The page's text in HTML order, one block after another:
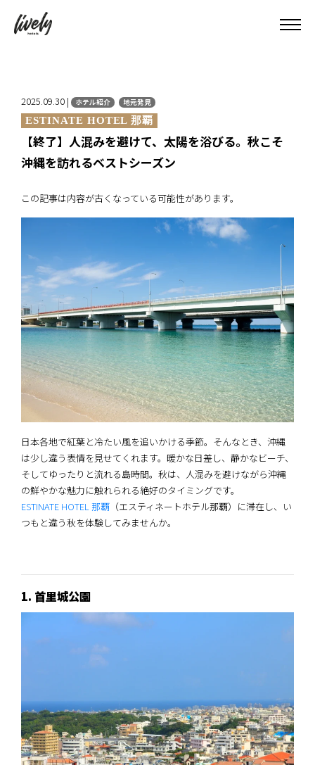
2025.09.30 | ホテル紹介 地元発見
ESTINATE HOTEL 那覇
【終了】人混みを避けて、太陽を浴びる。秋こそ
沖縄を訪れるベストシーズン
この記事は内容が古くなっている可能性があります。
日本各地で紅葉と冷たい風を追いかける季節。そんなとき、沖縄
は少し違う表情を見せてくれます。暖かな日差し、静かなビーチ、
そしてゆったりと流れる島時間。秋は、人混みを避けながら沖縄
の鮮やかな魅力に触れられる絶好のタイミングです。
ESTINATE HOTEL 那覇 （エスティネートホテル那覇）に滞在し、い
つもと違う秋を体験してみませんか。
1. 首里城公園